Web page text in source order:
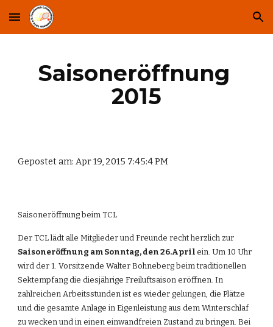
Skip to main content Skip to navigation
Saisoneröffnung
2015
Gepostet am: Apr 19, 2015 7:45:4 PM
Saisoneröffnung beim TCL
Saisoneröffnung am Sonntag, den 26.April ein. Um 10 Uhr
wird der 1. Vorsitzende Walter Bohneberg beim traditionellen
Sektempfang die diesjährige Freiluftsaison eröffnen. In
zahlreichen Arbeitsstunden ist es wieder gelungen, die Plätze
und die gesamte Anlage in Eigenleistung aus dem Winterschlaf
zu wecken und in einen einwandfreien Zustand zu bringen. Bei